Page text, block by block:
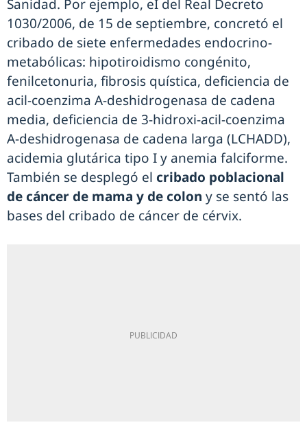
Sanidad. Por ejemplo, eI del Real Decreto
1030/2006, de 15 de septiembre, concretó el
cribado de siete enfermedades endocrino-
metabólicas: hipotiroidismo congénito,
fenilcetonuria, fibrosis quística, deficiencia de
acil-coenzima A-deshidrogenasa de cadena
media, deficiencia de 3-hidroxi-acil-coenzima
A-deshidrogenasa de cadena larga (LCHADD),
acidemia glutárica tipo I y anemia falciforme.
También se desplegó el cribado poblacional
de cáncer de mama y de colon y se sentó las
bases del cribado de cáncer de cérvix.